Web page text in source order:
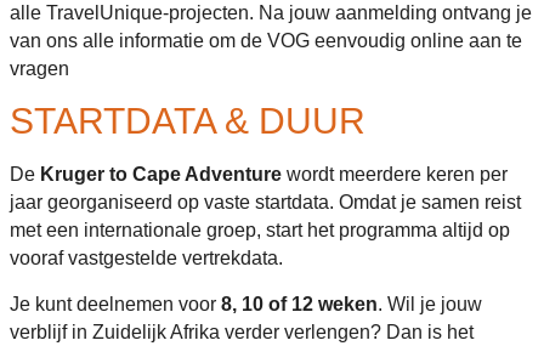
alle TravelUnique-projecten. Na jouw aanmelding ontvang je
van ons alle informatie om de VOG eenvoudig online aan te
vragen
STARTDATA & DUUR
De Kruger to Cape Adventure wordt meerdere keren per
jaar georganiseerd op vaste startdata. Omdat je samen reist
met een internationale groep, start het programma altijd op
vooraf vastgestelde vertrekdata.
Je kunt deelnemen voor 8, 10 of 12 weken. Wil je jouw
verblijf in Zuidelijk Afrika verder verlengen? Dan is het